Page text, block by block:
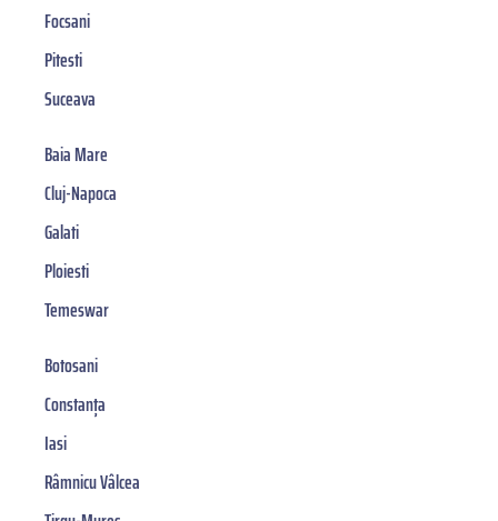
Focsani
Pitesti
Suceava
Baia Mare
Cluj-Napoca
Galati
Ploiesti
Temeswar
Botosani
Constanța
Iasi
Râmnicu Vâlcea